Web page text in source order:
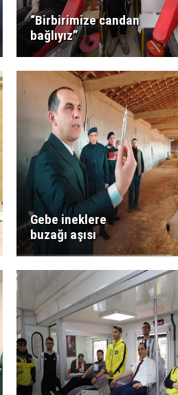
“Birbirimize candan
bağlıyız”
Gebe ineklere
buzağı aşısı